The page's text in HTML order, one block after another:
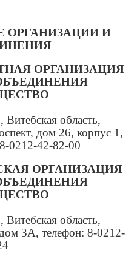
И
ОРГАНИЗАЦИЯ
область,
дом 26, корпус 1,
0212-42-82-00
ОРГАНИЗАЦИЯ
область,
3А, телефон: 8-0212-